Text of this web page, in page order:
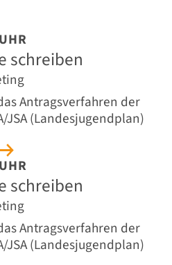
schreiben
Antragsverfahren der
JSA (Landesjugendplan)
schreiben
Antragsverfahren der
JSA (Landesjugendplan)